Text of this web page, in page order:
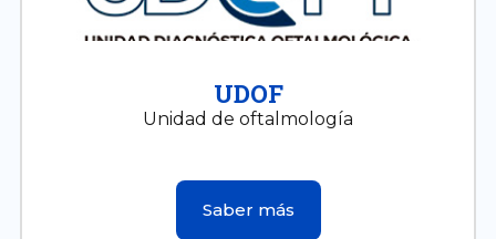
UDOF
Unidad de oftalmología
Saber más